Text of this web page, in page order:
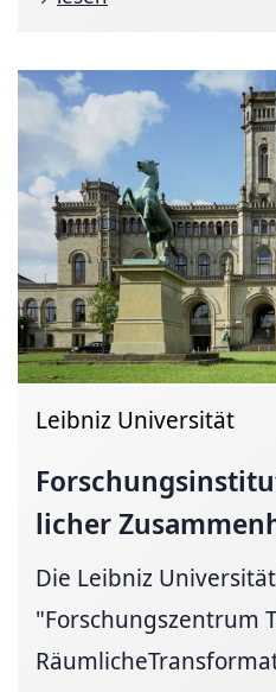
Leibniz Universität
licher
Die Leibniz
"Forschungszentrum